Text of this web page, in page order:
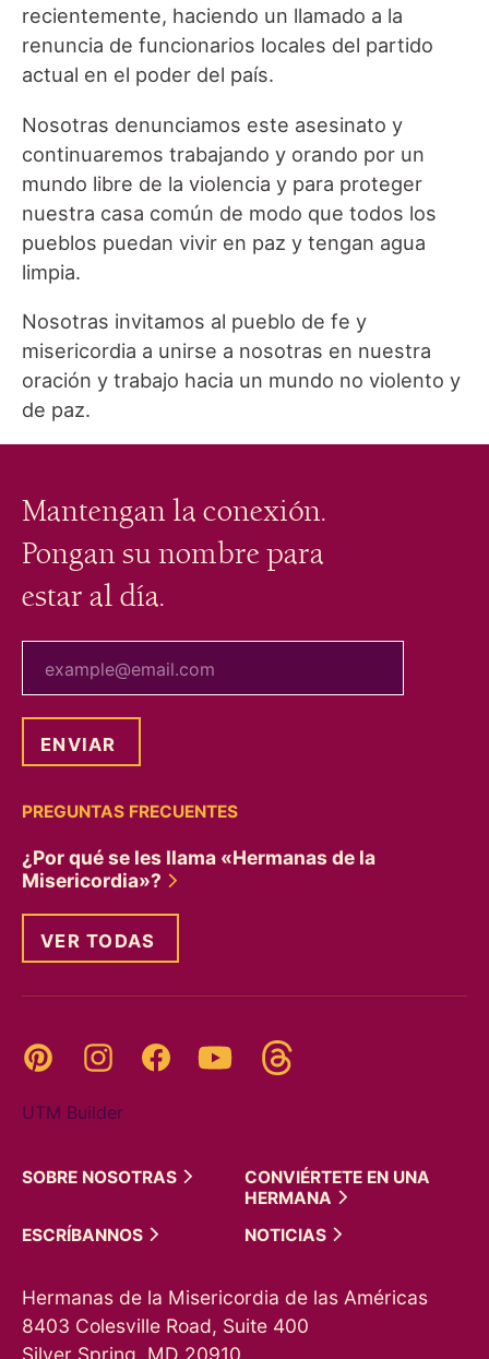
recientemente, haciendo un llamado a la
renuncia de funcionarios locales del partido
actual en el poder del país.
Nosotras denunciamos este asesinato y
continuaremos trabajando y orando por un
mundo libre de la violencia y para proteger
nuestra casa común de modo que todos los
pueblos puedan vivir en paz y tengan agua
limpia.
Nosotras invitamos al pueblo de fe y
misericordia a unirse a nosotras en nuestra
oración y trabajo hacia un mundo no violento y
de paz.
Mantengan la conexión.
Pongan su nombre para
estar al día.
PREGUNTAS FRECUENTES
¿Por qué se les llama «Hermanas de la
Misericordia»?
VER TODAS
Pinterest InstagramFacebookYouTube
UTM Builder
SOBRE NOSOTRAS
CONVIÉRTETE EN UNA
HERMANA
ESCRÍBANNOS
NOTICIAS
Hermanas de la Misericordia de las Américas
8403 Colesville Road, Suite 400
Silver Spring, MD 20910